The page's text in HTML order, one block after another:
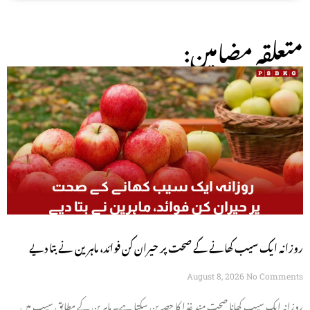
:متعلقہ مضامین
روزانہ ایک سیب کھانے کے صحت پر حیران کن فوائد، ماہرین نے بتا دیے
August 8, 2026 No Comments
روزانہ ایک سیب کھانا صحت مند غذا کا حصہ بن سکتا ہے۔ ماہرین کے مطابق سیب میں